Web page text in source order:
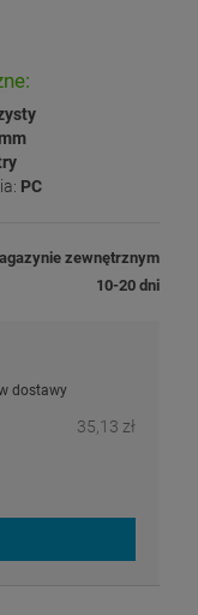
PC
zewnętrznym
10-20 dni
dostawy
35,13 zł